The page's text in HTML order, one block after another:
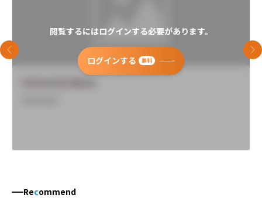
閲覧するにはログインする必要があります。
ログインする 無料
前のスライド 次
Recommend